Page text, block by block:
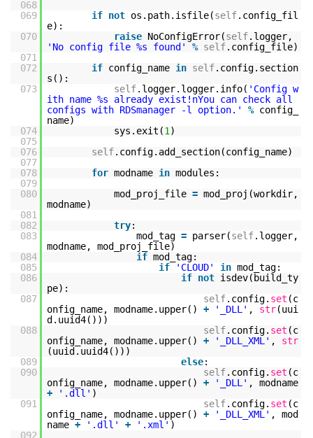
068
069
if not os.path.isfile(self.config_fil
e):
070
raise NoConfigError(self.logger,
'No config file %s found'
% self.config_file)
071
072
if config_name in self.config.section
s():
073
self.logger.logger.info( 'Config w
ith name %s already exist!nYou can check all
configs with RDSmanager -l option.'
% config_
name)
074
sys.exit(1 )
075
076
self.config.add_section(config_name)
077
078
for modname in modules:
079
080
mod_proj_file = mod_proj(workdir,
modname)
081
082
try:
083
mod_tag = parser(self.logger,
modname, mod_proj_file)
084
if mod_tag:
085
if 'CLOUD' in mod_tag:
086
if not isdev(build_ty
pe):
087
self.config. set (c
onfig_name, modname.upper() + '_DLL' , str(uui
d.uuid4()))
088
self.config. set (c
onfig_name, modname.upper() + '_DLL_XML' , str
(uuid.uuid4()))
089
else:
090
self.config. set (c
onfig_name, modname.upper() + '_DLL' , modname
+
'.dll' )
091
self.config. set (c
onfig_name, modname.upper() + '_DLL_XML' , mod
name + '.dll' + '.xml' )
092